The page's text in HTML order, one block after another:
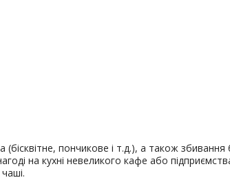
пончикове і т.д.), а також збивання
на кухні невеликого кафе або